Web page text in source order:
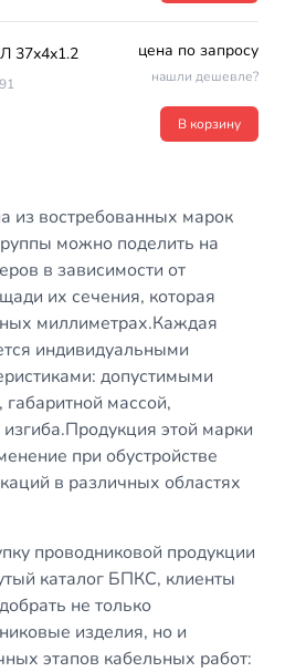
37х4х1.2 цена по запросу
нашли дешевле?
В корзину
из востребованных марок
можно поделить на
в зависимости от
их сечения, которая
миллиметрах.Каждая
индивидуальными
допустимыми
массой,
этой марки
при обустройстве
в различных областях
проводниковой продукции
каталог БПКС, клиенты
не только
изделия, но и
этапов кабельных работ: